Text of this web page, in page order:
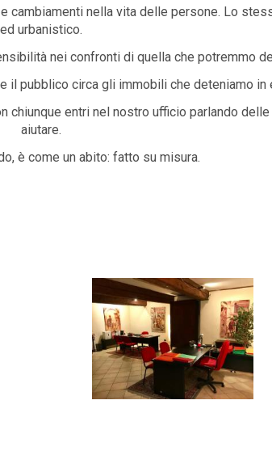
nella vita delle persone. Lo
ed urbanistico.
nei confronti di quella che potremmo
pubblico circa gli immobili che deteniamo in
entri nel nostro ufficio parlando
aiutare.
è come un abito: fatto su misura.